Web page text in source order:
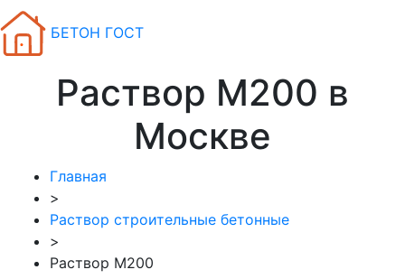
БЕТОН ГОСТ
Раствор М200 в
Москве
Главная
>
Раствор строительные бетонные
>
Раствор М200